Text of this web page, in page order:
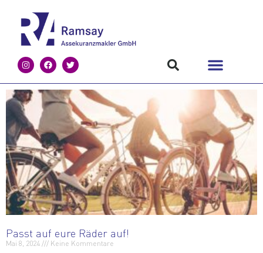
Passt auf eure Räder auf!
Mai 8, 2024 Keine Kommentare